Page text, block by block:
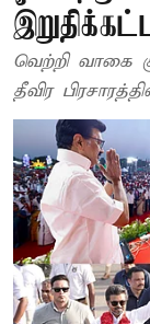
வெற்றி வாகை
தீவிர